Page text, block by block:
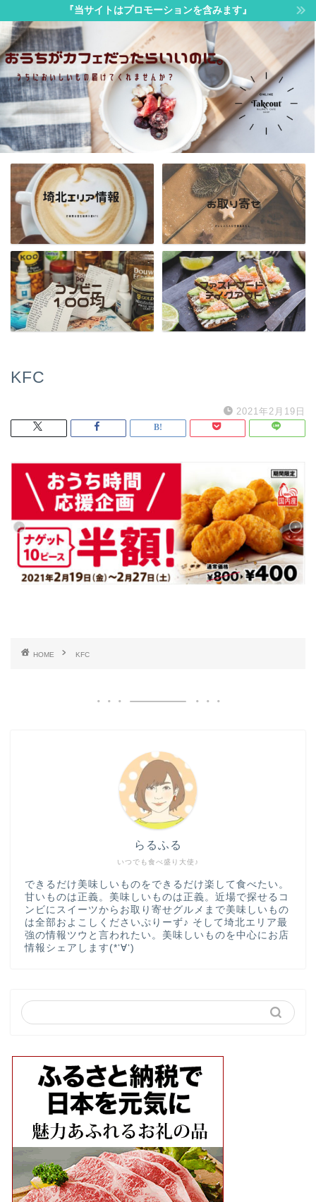
『当サイトはプロモーションを含みます』
KFC
2021年2月19日
HOME KFC
いつでも食べ盛り大使♪
らるふる
できるだけ美味しいものをできるだけ楽して食べたい。
甘いものは正義。美味しいものは正義。近場で探せるコ
ンビにスイーツからお取り寄せグルメまで美味しいもの
は全部およこしくださいぷりーず♪ そして埼北エリア最
強の情報ツウと言われたい。美味しいものを中心にお店
情報シェアします(*‘∀‘)